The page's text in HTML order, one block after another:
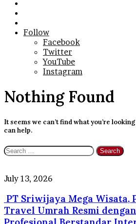
In
Follow
Facebook
Twitter
YouTube
Instagram
Nothing Found
It seems we can’t find what you’re
can help.
Search
for:
PT
Mega
Wisata,
Perusahaan
July 13, 2026
PT Sriwijaya Mega Wisata,
Travel Umrah Resmi